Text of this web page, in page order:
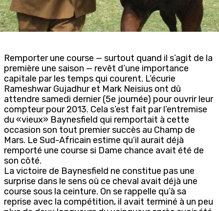
Remporter une course — surtout quand il s’agit de la
première une saison — revêt d’une importance
capitale par les temps qui courent. L’écurie
Rameshwar Gujadhur et Mark Neisius ont dû
attendre samedi dernier (5e journée) pour ouvrir leur
compteur pour 2013. Cela s’est fait par l’entremise
du «vieux» Baynesfield qui remportait à cette
occasion son tout premier succès au Champ de
Mars. Le Sud-Africain estime qu’il aurait déjà
remporté une course si Dame chance avait été de
son côté.
La victoire de Baynesfield ne constitue pas une
surprise dans le sens où ce cheval avait déjà une
course sous la ceinture. On se rappelle qu’à sa
reprise avec la compétition, il avait terminé à un peu